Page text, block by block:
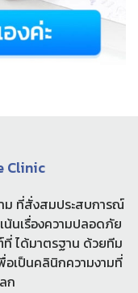
Clinic
ม ที่สั่งสมประสบการณ์
น้นเรื่องความปลอดภัย
ได้มาตรฐาน ด้วยทีม
อเป็นคลินิกความงามที่
ก